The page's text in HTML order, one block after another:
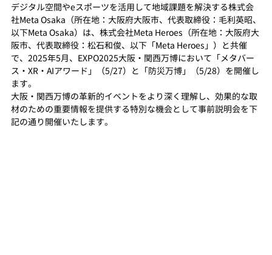
デジタル空間やeスポーツを活用して地域課題を解決する株式会
社Meta Osaka（所在地：大阪府大阪市、代表取締役：毛利英昭、
以下Meta Osaka）は、株式会社Meta Heroes（所在地：大阪府大
阪市、代表取締役：松石和俊、以下「Meta Heroes」）と共催
で、2025年5月、EXPO2025大阪・関西万博において「メタバー
ス・XR・AIアワード」（5/27）と「防災万博」（5/28）を開催し
ます。
大阪・関西万博の革新的イベントをより深く理解し、効果的な取
材のための重要情報を提供する特別な機会として事前説明会を下
記の通り開催いたします。